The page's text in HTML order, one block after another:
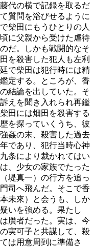
代の横で記録を取るだ
質問を浴びせるように
柴田にもうひとりの人
に父親から受けた虐待
だ。しかも戦闘的なそ
を殺害した犯人も左利
で柴田は犯行時には精
定する。ところが、香
結論を出していた。そ
えを聞き入れられ再鑑
田には畑田を殺害する
を探っていくうち、彼
姦の末、殺害した過去
であり、犯行当時心神
条により裁かれてはい
、少女の家族でたった
堤真一）の行方を追っ
司へ飛んだ。そこで香
未來）と会うも、しか
いを強める。果たし
贋者だった。実は、今
実可子と共謀して、殺
は用意周到に準備さ